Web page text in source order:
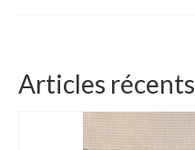
Articles récents